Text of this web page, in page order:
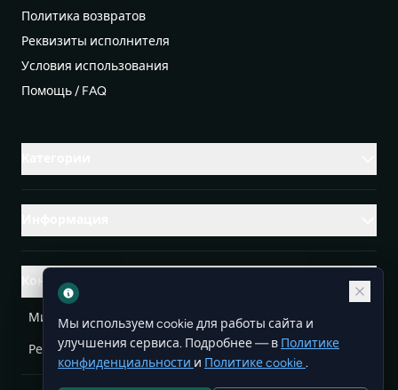
Политика возвратов
Реквизиты исполнителя
Условия использования
Помощь / FAQ
Контакты
Михаленко Руслан Леонидович, УНП ЕА3732804
Республика Беларусь info@doit.by
Мы используем cookie для работы сайта и
улучшения сервиса. Подробнее — в Политике
конфиденциальности и Политике cookie.